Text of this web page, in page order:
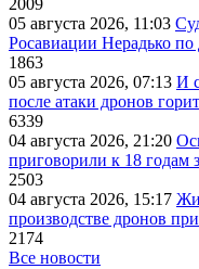
2009
05 августа 2026, 11:03
Росавиации Нерадько
1863
05 августа 2026, 07:13 И
после атаки дронов
6339
04 августа 2026, 21:20
приговорили к 18 годам
2503
04 августа 2026, 15:17
производстве дронов
2174
Все новости